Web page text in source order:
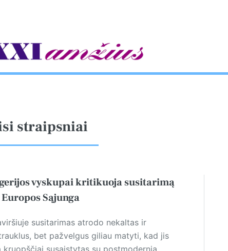
straipsniai
vyskupai kritikuoja susitarimą
Sąjunga
susitarimas atrodo nekaltas ir
bet pažvelgus giliau matyti, kad jis
kruopščiai susaistytas su postmodernia